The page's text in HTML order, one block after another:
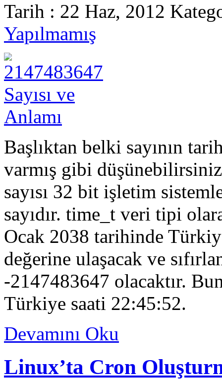
Tarih : 22 Haz, 2012
Yapılmamış
Başlıktan belki sayının
varmış gibi
sayısı 32 bit işletim
sayıdır. time_t veri tipi
Ocak 2038 tarihinde
değerine ulaşacak ve
-2147483647 olacaktır.
Türkiye saati 22:45:52.
Devamını Oku
Linux’ta Cron